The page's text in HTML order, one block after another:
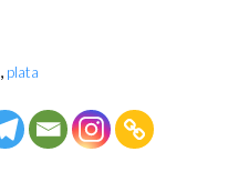
, plata